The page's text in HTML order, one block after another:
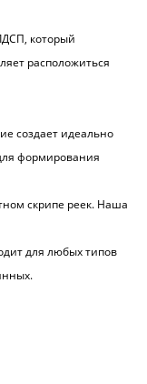
который
расположиться
создает идеально
формирования
скрипе реек. Наша
для любых типов